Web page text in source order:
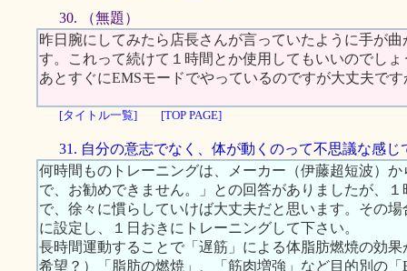
30. （無題）
昨日腕にしてみたら店長さんが言っていたように手が
す。これって続けて１時間とか使用してもいいのでし
あとすぐにEMSモードでやっているのですが大丈夫です
[タイトル一覧] [TOP PAGE]
31. 自分の意志でなく、体が動くのって不思議な感じ
何時間ものトレーニングは、メーカー（伊藤超短波）
で、お勧めできません。」との回答がありましたが、
で、徐々に慣らしていけば大丈夫だと思います。その
に設定し、１日おきにトレーニングして下さい。
長時間運動することで「遅筋」による体脂肪燃焼の効
希望？）「脂肪の燃焼」、「筋肉増強」など目的別の